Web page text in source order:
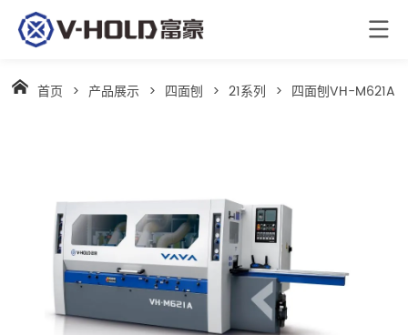
首页 > 产品展示 > 四面刨 > 21系列 > 四面刨VH-M621A